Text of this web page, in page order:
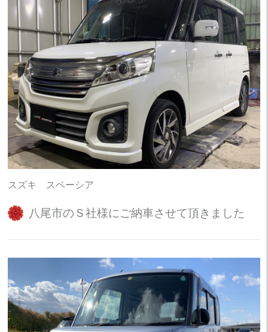
スズキ スペーシア
八尾市のＳ社様にご納車させて頂きました